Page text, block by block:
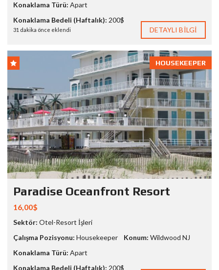
Konaklama Türü: Apart
Konaklama Bedeli (Haftalık): 200$
31 dakika önce eklendi DETAYLI BILGI
HOUSEKEEPER
Paradise Oceanfront Resort
16,00$
Sektör: Otel-Resort İşleri
Çalışma Pozisyonu: Housekeeper Konum: Wildwood NJ
Konaklama Türü: Apart
Konaklama Bedeli (Haftalık): 200$